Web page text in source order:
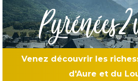
Venez découvrir les
d'Aure et du